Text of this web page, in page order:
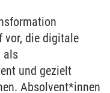
vor, die digitale
als
und gezielt
Absolvent*innen